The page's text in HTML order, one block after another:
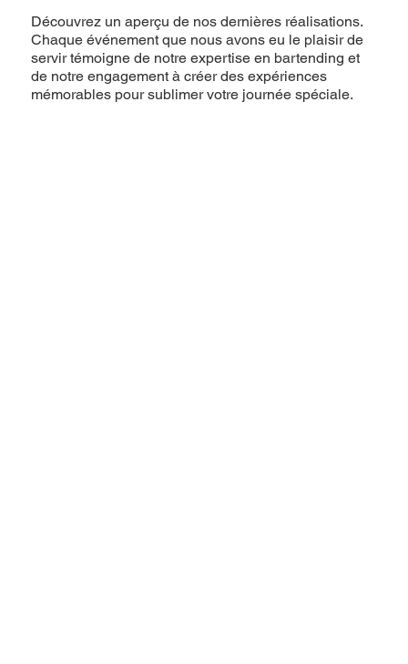
Découvrez un aperçu de nos dernières réalisations.
Chaque événement que nous avons eu le plaisir de
servir témoigne de notre expertise en bartending et
de notre engagement à créer des expériences
mémorables pour sublimer votre journée spéciale.